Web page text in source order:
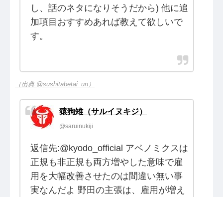
し、話のネタになりそうだから) 他に追
加項目おすすめあれば教えて欲しいで
す。
（出典 @sushitabetai_un）
猿狗雉（サルイヌキジ）
@saruinukiji
返信先:@kyodo_official アベノミクスは
正規も非正規も両方増やした意味で雇
用を大幅改善させたのは間違い無い事
実なんだよ 野田の主張は、雇用が増え